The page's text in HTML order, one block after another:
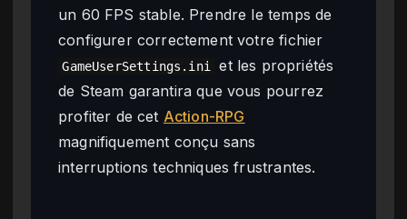
un 60 FPS stable. Prendre le temps de
configurer correctement votre fichier
GameUserSettings.ini
et les propriétés
de Steam garantira que vous pourrez
profiter de cet Action-RPG
magnifiquement conçu sans
interruptions techniques frustrantes.